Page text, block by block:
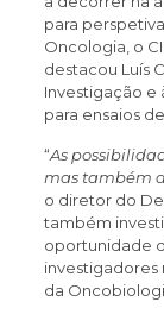
para
Oncologia, o
destacou Luís
Investigação e
para ensaios
“As
mas também
o diretor do
também
oportunidade
investigadores
da